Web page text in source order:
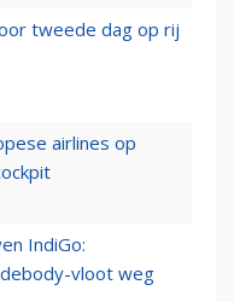
tweede dag op rij
airlines op
IndiGo:
vloot weg